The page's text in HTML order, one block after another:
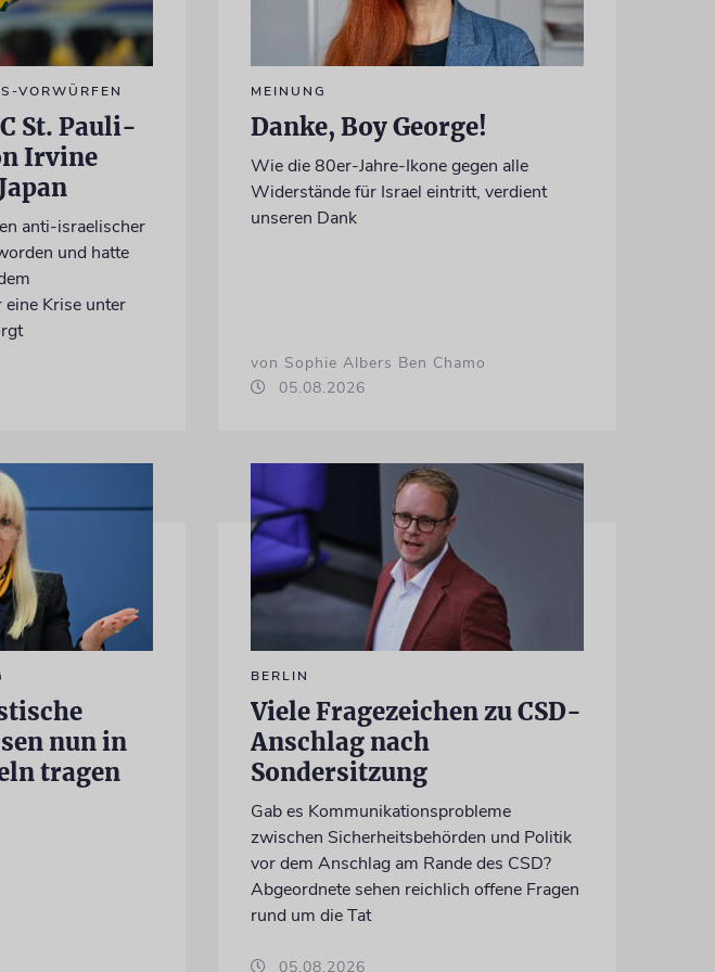
VORWÜRFEN
St. Pauli-
Irvine
anti-israelischer
und hatte
Krise unter
MEINUNG
Danke, Boy George!
Wie die 80er-Jahre-Ikone gegen alle
Widerstände für Israel eintritt, verdient
unseren Dank
von Sophie Albers Ben Chamo
05.08.2026
nun in
tragen
BERLIN
Viele Fragezeichen zu CSD-
Anschlag nach
Sondersitzung
Gab es Kommunikationsprobleme
zwischen Sicherheitsbehörden und Politik
vor dem Anschlag am Rande des CSD?
Abgeordnete sehen reichlich offene Fragen
rund um die Tat
05.08.2026